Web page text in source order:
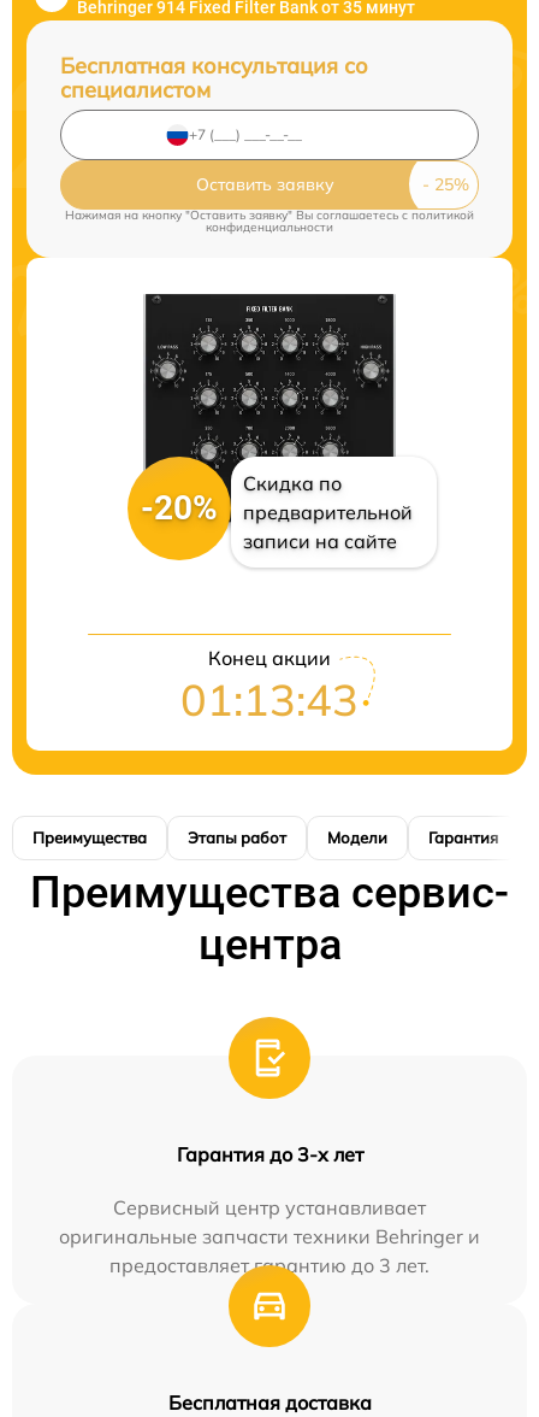
Behringer 914 Fixed Filter Bank от 35 минут
Бесплатная консультация со
специалистом
Оставить заявку
Нажимая на кнопку "Оставить заявку" Вы соглашаетесь cполитикой
конфиденциальности
-20%
Скидка по
предварительной
записи на сайте
Конец акции
01:13:42
Преимущества Этапы работ Модели Гарантия
Преимущества сервис-
центра
Гарантия до 3-х лет
Сервисный центр устанавливает
оригинальные запчасти техники Behringer и
предоставляет гарантию до 3 лет.
Бесплатная доставка